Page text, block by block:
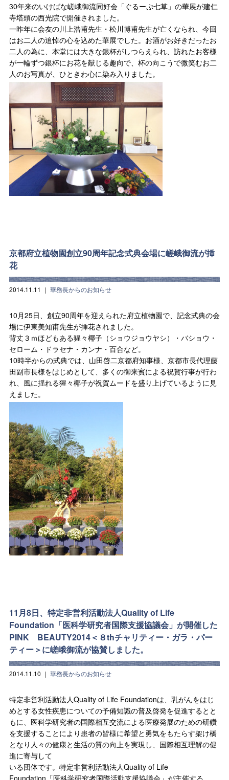
30年来のいけばな嵯峨御流同好会「ぐるーぷ七草」の華展が建仁
寺塔頭の西光院で開催されました。
一昨年に会友の川上浩甫先生・松川博甫先生が亡くなられ、今回
はお二人の追悼の心を込めた華展でした。お酒がお好きだったお
二人の為に、本堂には大きな銀杯がしつらえられ、訪れたお客様
が一輪ずつ銀杯にお花を献じる趣向で、杯の向こうで微笑むお二
人のお写真が、ひときわ心に染み入りました。
京都府立植物園創立90周年記念式典会場に嵯峨御流が挿
花
2014.11.11 ｜ 華務長からのお知らせ
10月25日、創立90周年を迎えられた府立植物園で、記念式典の会
場に伊東美知甫先生が挿花されました。
背丈３ｍほどもある猩々椰子（ショウジョウヤシ）・バショウ・
セローム・ドラセナ・カンナ・百合など。
10時半からの式典では、山田啓二京都府知事様、京都市長代理藤
田副市長様をはじめとして、多くの御来賓による祝賀行事が行わ
れ、風に揺れる猩々椰子が祝賀ムードを盛り上げているように見
えました。
11月8日、特定非営利活動法人Quality of Life
Foundation「医科学研究者国際支援協議会」が開催した
PINK BEAUTY2014＜８thチャリティー・ガラ・パー
ティー＞に嵯峨御流が協賛しました。
2014.11.10 ｜ 華務長からのお知らせ
特定非営利活動法人Quality of Life Foundationは、乳がんをはじ
めとする女性疾患についての予備知識の普及啓発を促進するとと
もに、医科学研究者の国際相互交流による医療発展のための研鑽
を支援することにより患者の皆様に希望と勇気をもたらす架け橋
となり人々の健康と生活の質の向上を実現し、国際相互理解の促
進に寄与して
いる団体です。特定非営利活動法人Quality of Life
Foundation「医科学研究者国際活動支援協議会」が主催する